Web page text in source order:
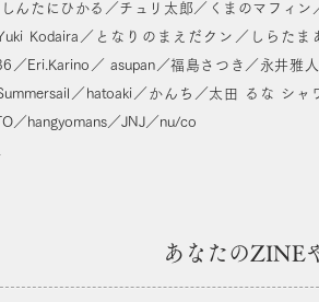
んたにひかる／チュリ太郎／くまのマフィ
Kodaira／となりのまえだクン／しらた
／Eri.Karino／ asupan／福島さつき／永井雅
／hatoaki／かんち／太田 るな シ
／hangyomans／JNJ／nu/co
あなたのZINE